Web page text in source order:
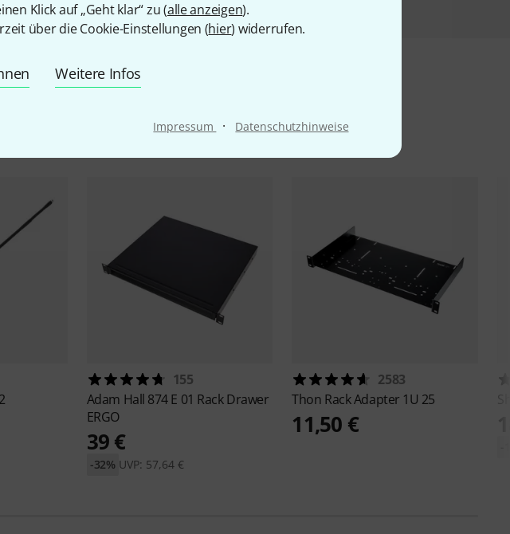
Klick auf „Geht klar“ zu (alle anzeigen).
über die Cookie-Einstellungen (hier) widerrufen.
Weitere Infos
Impressum · Datenschutzhinweise
Artikel
155
Adam Hall 874 E 01 Rack Drawer
ERGO
39 €
UVP: 57,64 €
-32%
2583
Thon Rack Adapter 1U 25
11,50 €